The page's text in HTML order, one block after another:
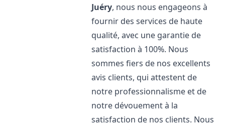
Juéry, nous nous engageons à
fournir des services de haute
qualité, avec une garantie de
satisfaction à 100%. Nous
sommes fiers de nos excellents
avis clients, qui attestent de
notre professionnalisme et de
notre dévouement à la
satisfaction de nos clients. Nous